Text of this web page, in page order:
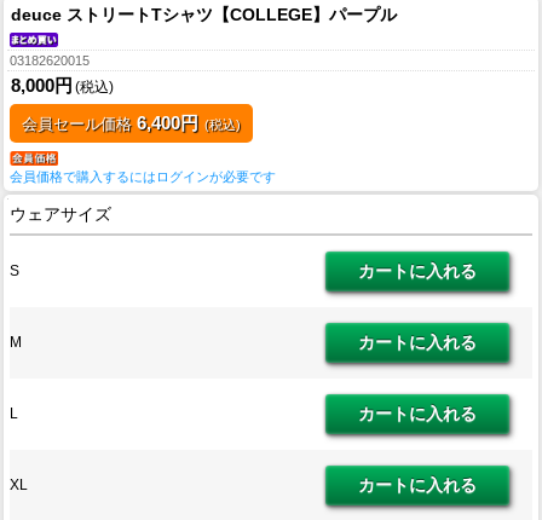
deuce ストリートTシャツ【COLLEGE】パープル
03182620015
8,000円 (税込)
会員セール価格 6,400円 (税込)
会員価格で購入するにはログインが必要です
ウェアサイズ
S
M
L
XL